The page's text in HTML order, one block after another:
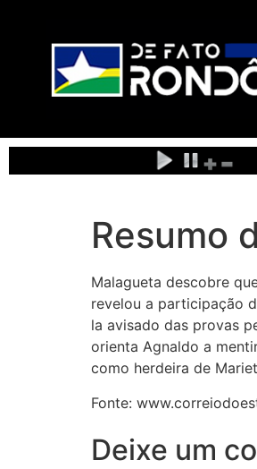
Resumo
Malagueta descobre
revelou a participação
la avisado das provas
orienta Agnaldo a
como herdeira de
Fonte:
Deixe um